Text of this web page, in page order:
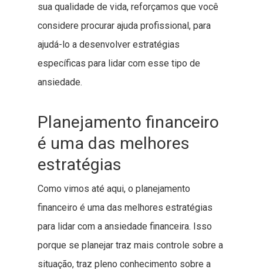
sua qualidade de vida, reforçamos que você
considere procurar ajuda profissional, para
ajudá-lo a desenvolver estratégias
específicas para lidar com esse tipo de
ansiedade.
Planejamento financeiro
é uma das melhores
estratégias
Como vimos até aqui, o planejamento
financeiro é uma das melhores estratégias
para lidar com a ansiedade financeira. Isso
porque se planejar traz mais controle sobre a
situação, traz pleno conhecimento sobre a